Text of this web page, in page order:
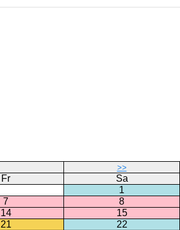
>>
Fr
Sa
1
7
8
14
15
21
22